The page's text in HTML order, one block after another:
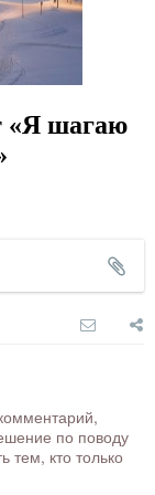
«Я шагаю
по поводу
тем, кто только